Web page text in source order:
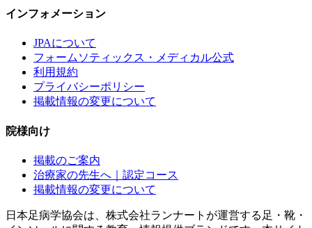
インフォメーション
JPAについて
フォームソティックス・メディカル公式
利用規約
プライバシーポリシー
掲載情報の変更について
院様向け
掲載のご案内
治療家の先生へ｜認定コース
掲載情報の変更について
日本足病学協会は、株式会社ランナートが運営する足・靴・